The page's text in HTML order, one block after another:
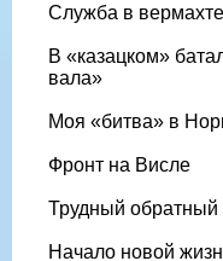
Служба в вермахте
В «казацком»
вала»
Моя «битва» в
Фронт на Висле
Трудный обратный
Начало новой